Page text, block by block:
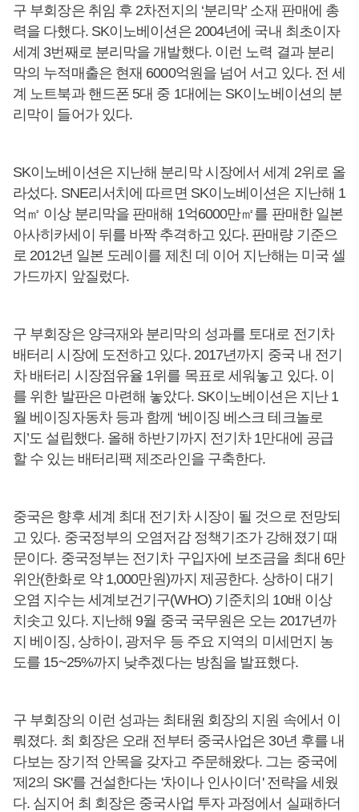
구 부회장은 취임 후 2차전지의 ‘분리막’ 소재 판매에 총
력을 다했다. SK이노베이션은 2004년에 국내 최초이자
세계 3번째로 분리막을 개발했다. 이런 노력 결과 분리
막의 누적매출은 현재 6000억원을 넘어 서고 있다. 전 세
계 노트북과 핸드폰 5대 중 1대에는 SK이노베이션의 분
리막이 들어가 있다.
SK이노베이션은 지난해 분리막 시장에서 세계 2위로 올
라섰다. SNE리서치에 따르면 SK이노베이션은 지난해 1
억㎡ 이상 분리막을 판매해 1억6000만㎡를 판매한 일본
아사히카세이 뒤를 바짝 추격하고 있다. 판매량 기준으
로 2012년 일본 도레이를 제친 데 이어 지난해는 미국 셀
가드까지 앞질렀다.
구 부회장은 양극재와 분리막의 성과를 토대로 전기차
배터리 시장에 도전하고 있다. 2017년까지 중국 내 전기
차 배터리 시장점유율 1위를 목표로 세워놓고 있다. 이
를 위한 발판은 마련해 놓았다. SK이노베이션은 지난 1
월 베이징자동차 등과 함께 ‘베이징 베스크 테크놀로
지’도 설립했다. 올해 하반기까지 전기차 1만대에 공급
할 수 있는 배터리팩 제조라인을 구축한다.
중국은 향후 세계 최대 전기차 시장이 될 것으로 전망되
고 있다. 중국정부의 오염저감 정책기조가 강해졌기 때
문이다. 중국정부는 전기차 구입자에 보조금을 최대 6만
위안(한화로 약 1,000만원)까지 제공한다. 상하이 대기
오염 지수는 세계보건기구(WHO) 기준치의 10배 이상
치솟고 있다. 지난해 9월 중국 국무원은 오는 2017년까
지 베이징, 상하이, 광저우 등 주요 지역의 미세먼지 농
도를 15~25%까지 낮추겠다는 방침을 발표했다.
구 부회장의 이런 성과는 최태원 회장의 지원 속에서 이
뤄졌다. 최 회장은 오래 전부터 중국사업은 30년 후를 내
다보는 장기적 안목을 갖자고 주문해왔다. 그는 중국에
'제2의 SK'를 건설한다는 '차이나 인사이더' 전략을 세웠
다. 심지어 최 회장은 중국사업 투자 과정에서 실패하더